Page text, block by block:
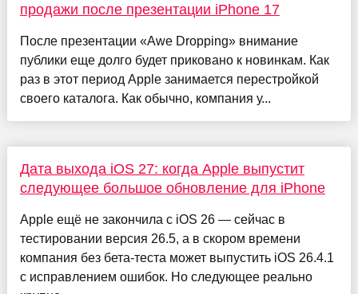
продажи после презентации iPhone 17
После презентации «Awe Dropping» внимание
публики еще долго будет приковано к новинкам. Как
раз в этот период Apple занимается перестройкой
своего каталога. Как обычно, компания у...
Дата выхода iOS 27: когда Apple выпустит
следующее большое обновление для iPhone
Apple ещё не закончила с iOS 26 — сейчас в
тестировании версия 26.5, а в скором времени
компания без бета-теста может выпустить iOS 26.4.1
с исправлением ошибок. Но следующее реально